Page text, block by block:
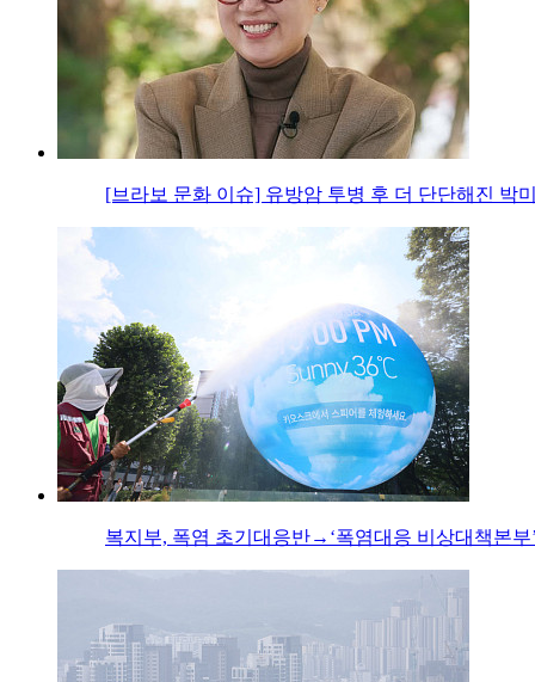
[브라보 문화 이슈] 유방암 투병 후 더 단단해진 박
복지부, 폭염 초기대응반→‘폭염대응 비상대책본부